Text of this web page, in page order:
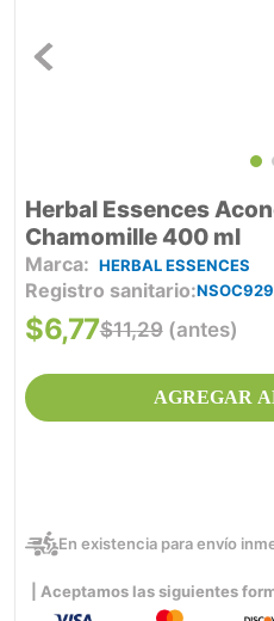
Herbal Essences
Chamomille 400 ml
HERBAL ESSENCES
Registro sanitario
$11,29 (antes)
$6,77
AGREGAR
En existencia para envío
| Aceptamos las siguientes